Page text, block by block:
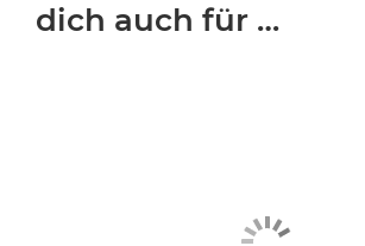
dich auch für …